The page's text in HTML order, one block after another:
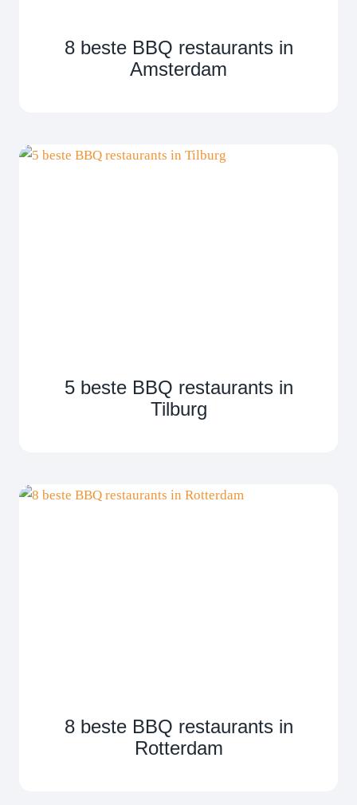
8 beste BBQ restaurants in
Amsterdam
5 beste BBQ restaurants in
Tilburg
8 beste BBQ restaurants in
Rotterdam